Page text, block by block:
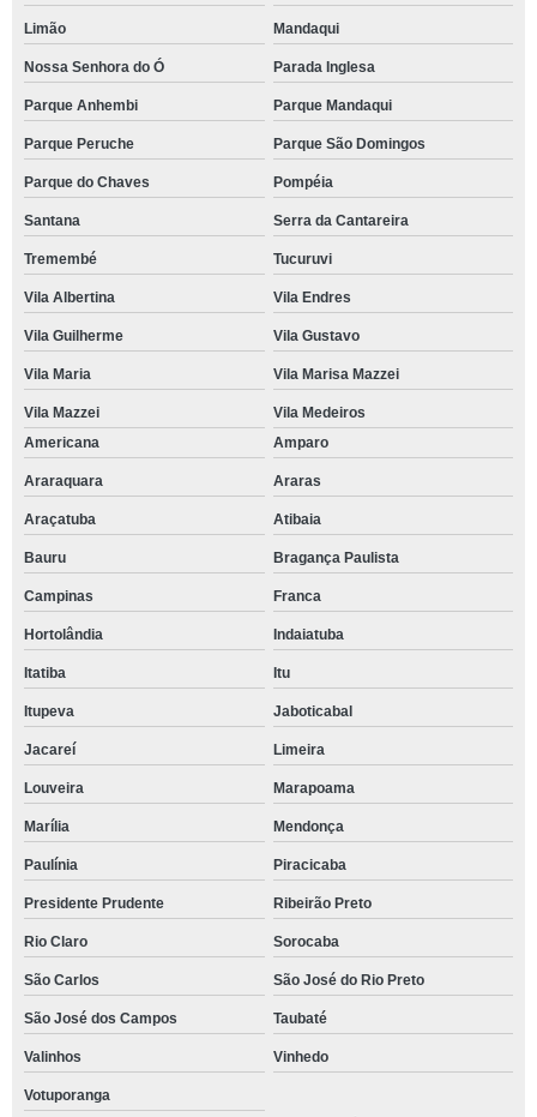
Limão Mandaqui
Nossa Senhora do Ó Parada Inglesa
Parque Anhembi Parque Mandaqui
Parque Peruche Parque São Domingos
Parque do Chaves Pompéia
Santana Serra da Cantareira
Tremembé Tucuruvi
Vila Albertina Vila Endres
Vila Guilherme Vila Gustavo
Vila Maria Vila Marisa Mazzei
Vila Mazzei
Vila Medeiros
Americana
Amparo
Araraquara Araras
Araçatuba Atibaia
Bauru Bragança Paulista
Campinas Franca
Hortolândia Indaiatuba
Itatiba Itu
Itupeva Jaboticabal
Jacareí Limeira
Louveira Marapoama
Marília Mendonça
Paulínia Piracicaba
Presidente Prudente Ribeirão Preto
Rio Claro Sorocaba
São Carlos São José do Rio Preto
São José dos Campos Taubaté
Valinhos Vinhedo
Votuporanga